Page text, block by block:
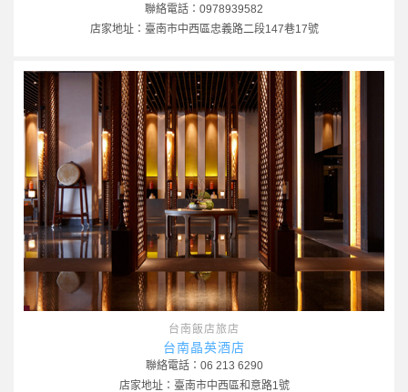
聯絡電話：0978939582
店家地址：臺南市中西區忠義路二段147巷17號
台南飯店旅店
台南晶英酒店
聯絡電話：06 213 6290
店家地址：臺南市中西區和意路1號